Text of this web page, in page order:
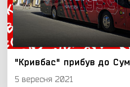
"Кривбас" прибув до Сум
5 вересня 2021